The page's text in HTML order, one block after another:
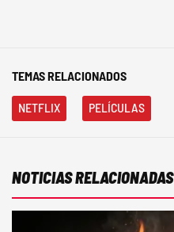
TEMAS RELACIONADOS
NETFLIX PELÍCULAS
NOTICIAS RELACIONADAS